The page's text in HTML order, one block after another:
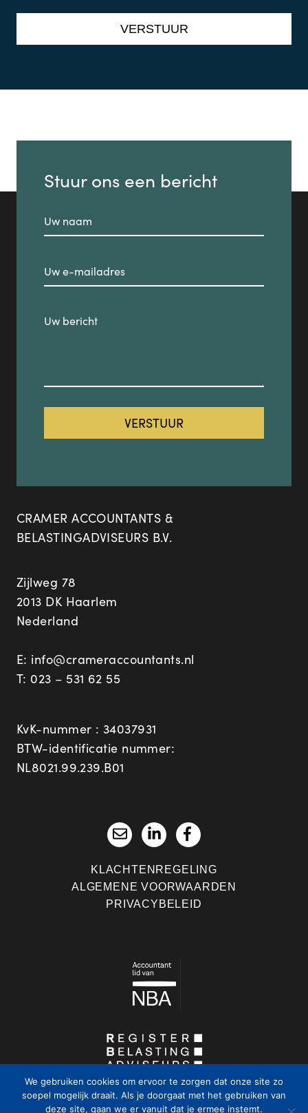
Stuur ons een bericht
CRAMER ACCOUNTANTS &
BELASTINGADVISEURS B.V.
Zijlweg 78
2013 DK Haarlem
Nederland
E: info@crameraccountants.nl
T: 023 – 531 62 55
KvK-nummer : 34037931
BTW-identificatie nummer:
NL8021.99.239.B01
KLACHTENREGELING
ALGEMENE VOORWAARDEN
PRIVACYBELEID
We gebruiken cookies om ervoor te zorgen dat onze site zo
soepel mogelijk draait. Als je doorgaat met het gebruiken van
deze site, gaan we er vanuit dat je ermee instemt.